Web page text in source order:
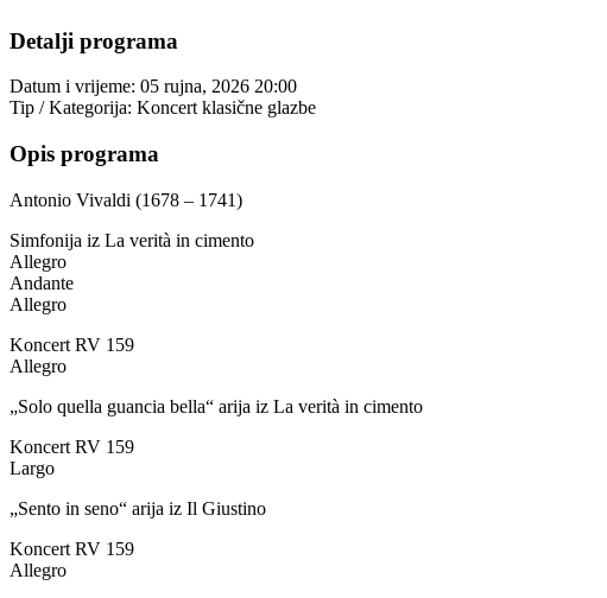
Detalji programa
Datum i vrijeme: 05 rujna, 2026 20:00
Tip / Kategorija: Koncert klasične glazbe
Opis programa
Antonio Vivaldi (1678 – 1741)
Simfonija iz La verità in cimento
Allegro
Andante
Allegro
Koncert RV 159
Allegro
„Solo quella guancia bella“ arija iz La verità in cimento
Koncert RV 159
Largo
„Sento in seno“ arija iz Il Giustino
Koncert RV 159
Allegro